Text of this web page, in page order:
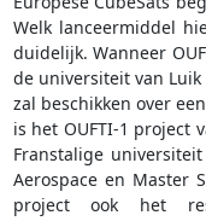
Welk lanceermiddel
duidelijk. Wanneer
de universiteit van
zal beschikken over
is het OUFTI-1 project
Franstalige
Aerospace en Master
project ook het